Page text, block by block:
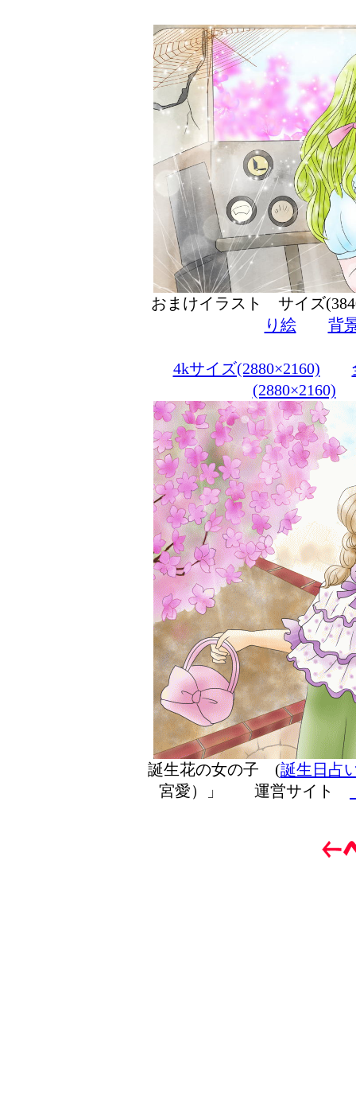
おまけイラスト サイズ
り絵
背
4kサイズ(2880×2160)
(2880×2160)
誕生花の女の子 (誕生日占
宮愛）」 運営サイト